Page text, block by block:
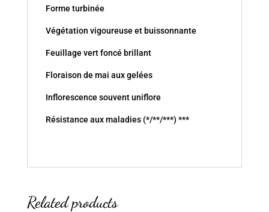
Forme turbinée
Végétation vigoureuse et buissonnante
Feuillage vert foncé brillant
Floraison de mai aux gelées
Inflorescence souvent uniflore
Résistance aux maladies (*/**/***) ***
Related products